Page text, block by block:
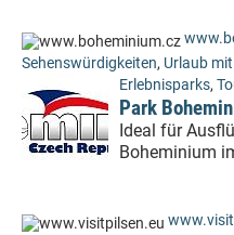
Sehenswürdigkeiten, Urlaub
Erlebnisparks,
Park
Ideal für
Boheminium